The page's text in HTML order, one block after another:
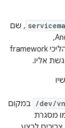
, שם
משמש עכשיו אך ורק תהליכי framework
אליו.
/dev/
במקום
מסגרת